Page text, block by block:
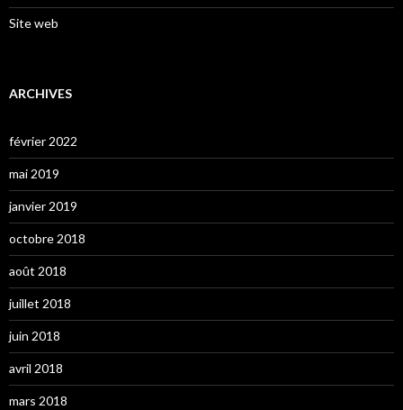
Site web
ARCHIVES
février 2022
mai 2019
janvier 2019
octobre 2018
août 2018
juillet 2018
juin 2018
avril 2018
mars 2018